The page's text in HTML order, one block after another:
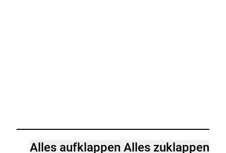
Alles aufklappenAlles zuklappen